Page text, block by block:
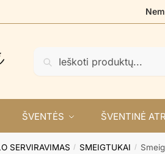
ŠVENTĖS ŠVENTINĖ
SERVIRAVIMAS / SMEIGTUKAI /